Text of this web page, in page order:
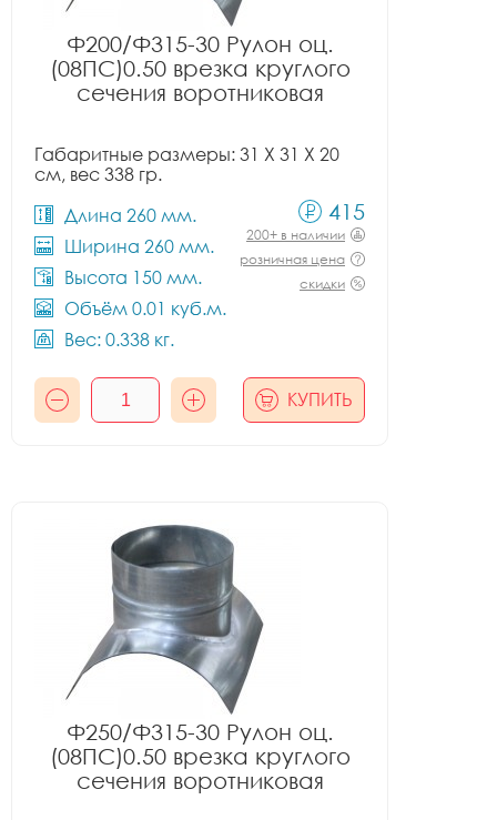
Ф200/Ф315-30 Рулон оц.
(08ПС)0.50 врезка круглого
сечения воротниковая
Габаритные размеры: 31 X 31 X 20
см, вес 338 гр.
Длина 260 мм.
Ширина 260 мм.
Высота 150 мм.
Объём 0.01 куб.м.
Вес: 0.338 кг.
415
200+ в наличии
розничная цена
скидки
КУПИТЬ
Ф250/Ф315-30 Рулон оц.
(08ПС)0.50 врезка круглого
сечения воротниковая